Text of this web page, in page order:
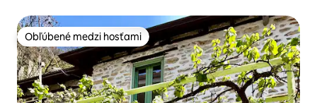
Obľúbené medzi hosťami
Obľúbené medzi hosťami